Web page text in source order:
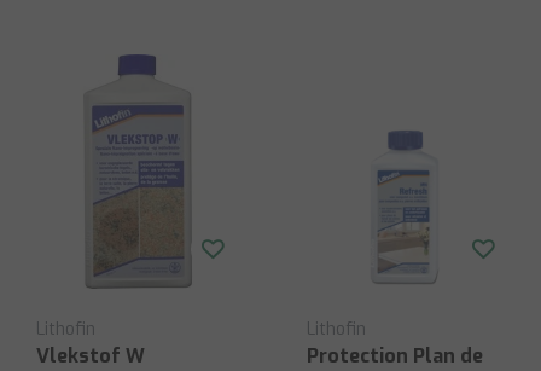
Lithofin
Vlekstof W
Lithofin
Protection Plan de